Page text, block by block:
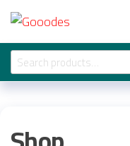
Skip
the
content
Search
for: